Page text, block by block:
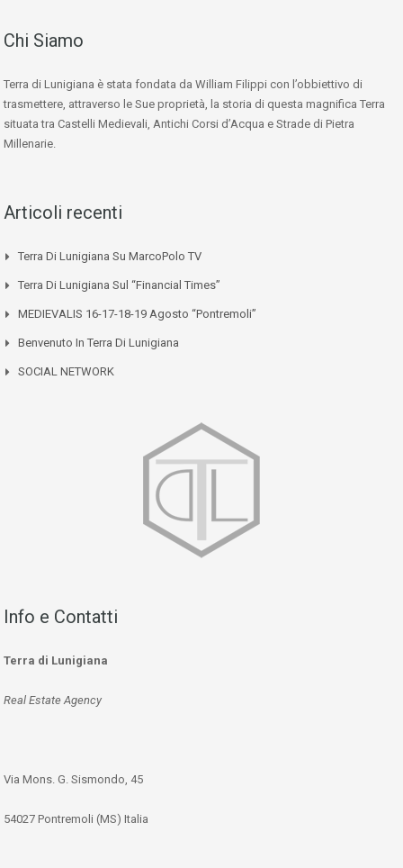
Chi Siamo
Terra di Lunigiana è stata fondata da William Filippi con l’obbiettivo di
trasmettere, attraverso le Sue proprietà, la storia di questa magnifica Terra
situata tra Castelli Medievali, Antichi Corsi d’Acqua e Strade di Pietra
Millenarie.
Articoli recenti
Terra Di Lunigiana Su MarcoPolo TV
Terra Di Lunigiana Sul “Financial Times”
MEDIEVALIS 16-17-18-19 Agosto “Pontremoli”
Benvenuto In Terra Di Lunigiana
SOCIAL NETWORK
Info e Contatti
Terra di Lunigiana
Real Estate Agency
Via Mons. G. Sismondo, 45
54027 Pontremoli (MS) Italia